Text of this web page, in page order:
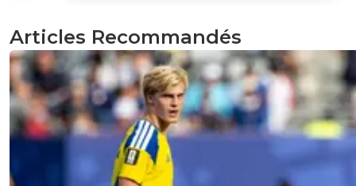
ce club ne gagne aucun trophée cette année..
0 Répondre
flaco75-reviens-l-o 14 mai 2026 à 6:12 +787
On verra ce que le Marabout a décidé …
🇺🇦
Répondre
Articles Recommandés